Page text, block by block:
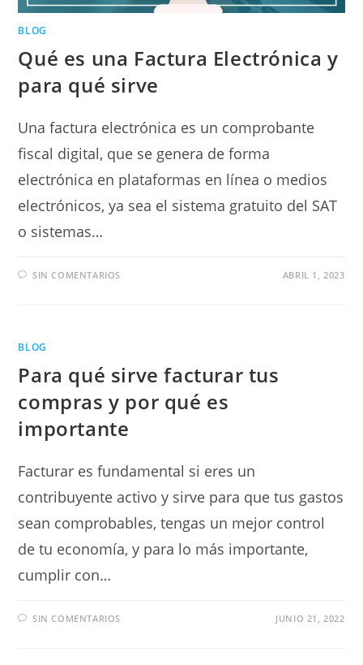
BLOG
Qué es una Factura Electrónica y
para qué sirve
Una factura electrónica es un comprobante
fiscal digital, que se genera de forma
electrónica en plataformas en línea o medios
electrónicos, ya sea el sistema gratuito del SAT
o sistemas…
SIN COMENTARIOS ABRIL 1, 2023
BLOG
Para qué sirve facturar tus
compras y por qué es
importante
Facturar es fundamental si eres un
contribuyente activo y sirve para que tus gastos
sean comprobables, tengas un mejor control
de tu economía, y para lo más importante,
cumplir con…
SIN COMENTARIOS JUNIO 21, 2022